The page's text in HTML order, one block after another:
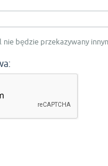
nie będzie przekazywany